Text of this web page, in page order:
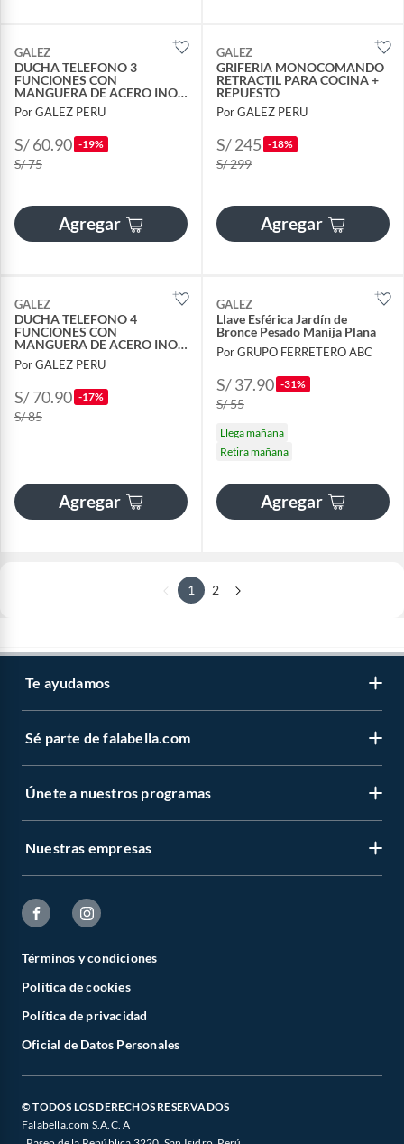
GALEZ
DUCHA TELEFONO 3
FUNCIONES CON
MANGUERA DE ACERO INOX
- FÁCIL INSTALACIÓN
Por GALEZ PERU
S/ 60.90 -19%
S/ 75
Agregar
GALEZ
GRIFERIA MONOCOMANDO
RETRACTIL PARA COCINA +
REPUESTO
Por GALEZ PERU
S/ 245 -18%
S/ 299
Agregar
GALEZ
DUCHA TELEFONO 4
FUNCIONES CON
MANGUERA DE ACERO INOX
- FÁCIL INSTALACIÓN
Por GALEZ PERU
S/ 70.90 -17%
S/ 85
Agregar
GALEZ
Llave Esférica Jardín de
Bronce Pesado Manija Plana
Por GRUPO FERRETERO ABC
S/ 37.90 -31%
S/ 55
Llega mañana
Retira mañana
Agregar
1 2
Te ayudamos
Sé parte de falabella.com
Únete a nuestros programas
Nuestras empresas
Términos y condiciones
Política de cookies
Política de privacidad
Oficial de Datos Personales
© TODOS LOS DERECHOS RESERVADOS
Falabella.com S.A.C. A